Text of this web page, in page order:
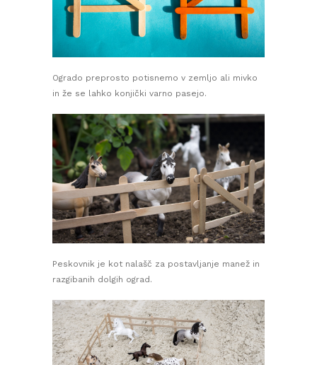
Ogrado preprosto potisnemo v zemljo ali mivko
in že se lahko konjički varno pasejo.
Peskovnik je kot nalašč za postavljanje manež in
razgibanih dolgih ograd.